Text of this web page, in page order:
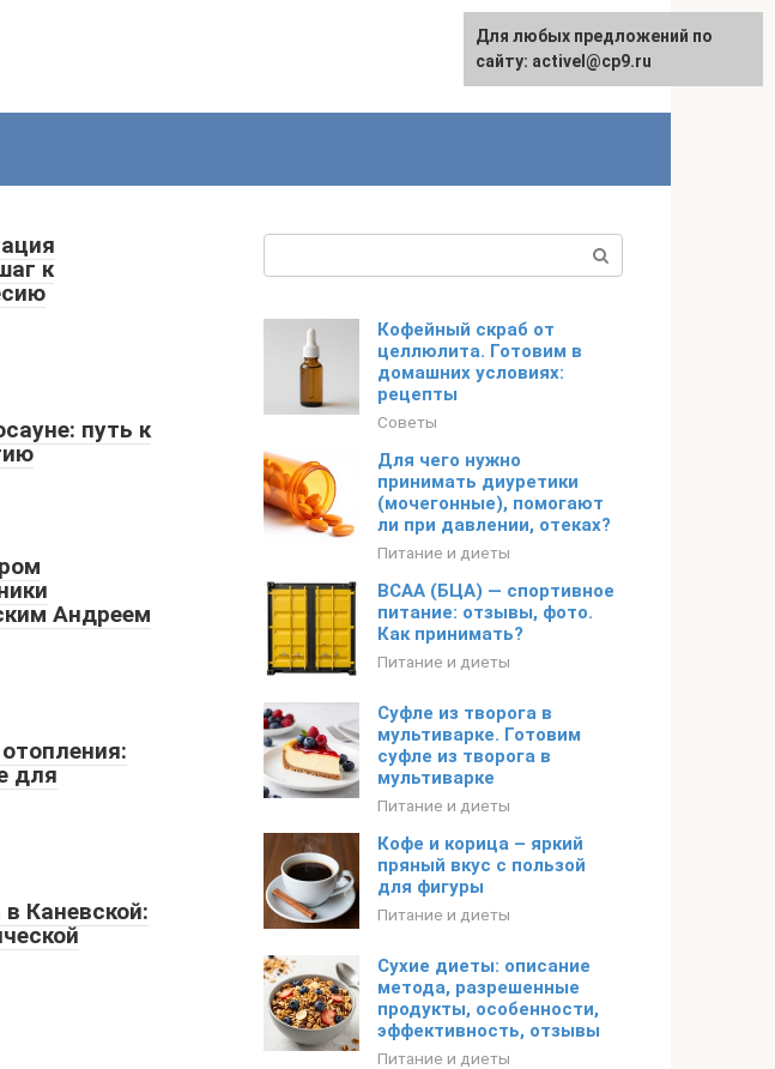
English
к
путь к
Андреем
для
Каневской:
Кофейный скраб от
целлюлита. Готовим в
домашних условиях:
рецепты
Советы
Для чего нужно
принимать диуретики
(мочегонные), помогают
ли при давлении, отеках?
Питание и диеты
BCAA (БЦА) — спортивное
питание: отзывы, фото.
Как принимать?
Питание и диеты
Суфле из творога в
мультиварке. Готовим
суфле из творога в
мультиварке
Питание и диеты
Кофе и корица – яркий
пряный вкус с пользой
для фигуры
Питание и диеты
Сухие диеты: описание
метода, разрешенные
продукты, особенности,
эффективность, отзывы
Питание и диеты
Для любых предложений по
сайту: activel@cp9.ru